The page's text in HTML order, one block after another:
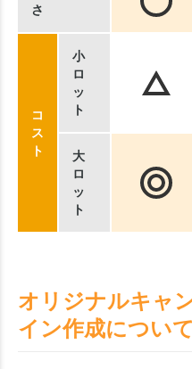
さ
コ
ス
ト
小
ロ
ッ
ト
大
ロ
ッ
ト
オリジナルキャ
イン作成について